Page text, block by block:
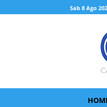
Sab 8 Ago